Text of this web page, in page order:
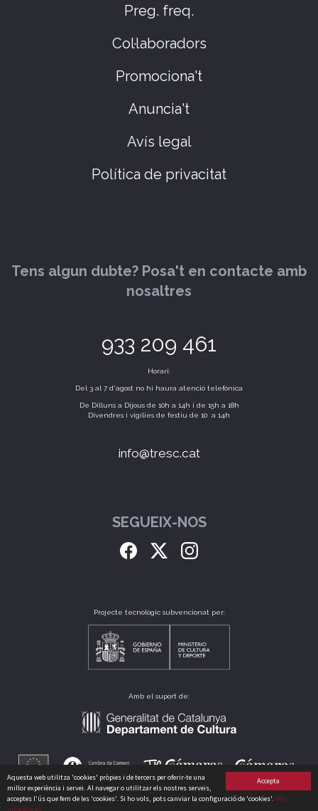
Accepta
Aquesta web utilitza 'cookies' pròpies i de tercers per oferir-te una
millor experiència i servei. Al navegar o utilitzar els nostres serveis,
acceptes l'ús que fem de les 'cookies'. Si ho vols, pots canviar la configuració de 'cookies'. Més
Preg. freq.
Col·laboradors
Promociona't
Anuncia't
Avís legal
Política de privacitat
Tens algun dubte? Posa't en contacte amb
nosaltres
933 209 461
Horari:
Del 3 al 7 d'agost no hi haura atenció telefònica
De Dilluns a Dijous de 10h a 14h i de 15h a 18h
Divendres i vigílies de festiu de 10 a 14h
info@tresc.cat
SEGUEIX-NOS
Projecte tecnològic subvencionat per:
Amb el suport de:
CLUB CATALÀ DE CULTURA, S.L. B64175235 CARRER PERÚ, 186 - 08020 - BARCELONA